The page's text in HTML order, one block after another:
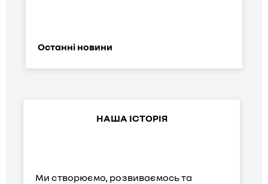
Останні новини
НАША ІСТОРІЯ
Ми створюємо, розвиваємось та